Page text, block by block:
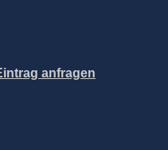
anfragen